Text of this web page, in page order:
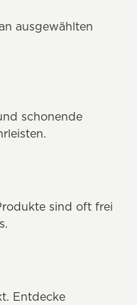
ausgewählten
schonende
sind oft frei
Entdecke